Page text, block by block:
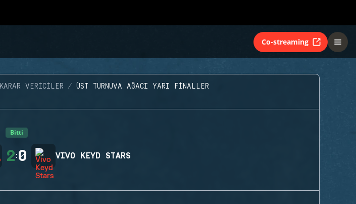
Co-streaming
KARAR VERICILER ÜST TURNUVA AĞACI YARI FINALLER
Bitti
2:0 VIVO KEYD STARS